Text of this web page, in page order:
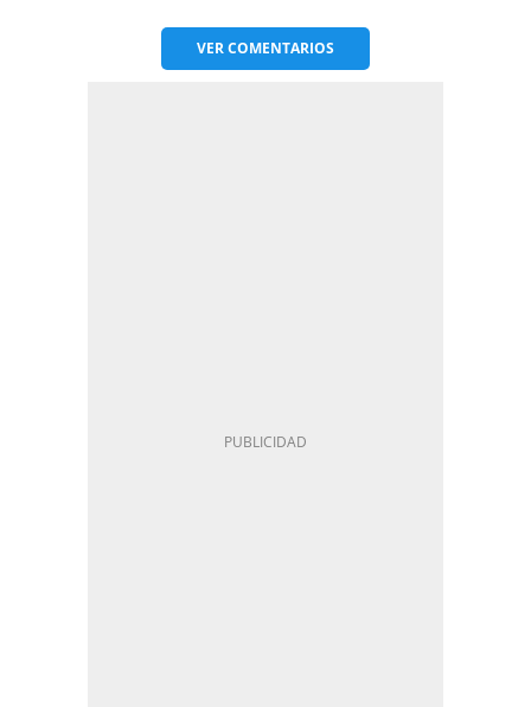
VERCOMENTARIOS